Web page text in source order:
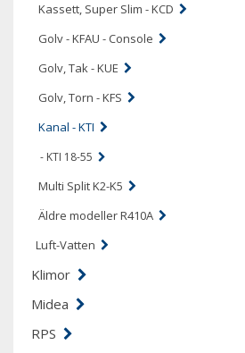
Kassett, Super Slim - KCD
Golv - KFAU - Console
Golv, Tak - KUE
Golv, Torn - KFS
Kanal - KTI
- KTI 18-55
Multi Split K2-K5
Äldre modeller R410A
Luft-Vatten
Klimor
Midea
RPS